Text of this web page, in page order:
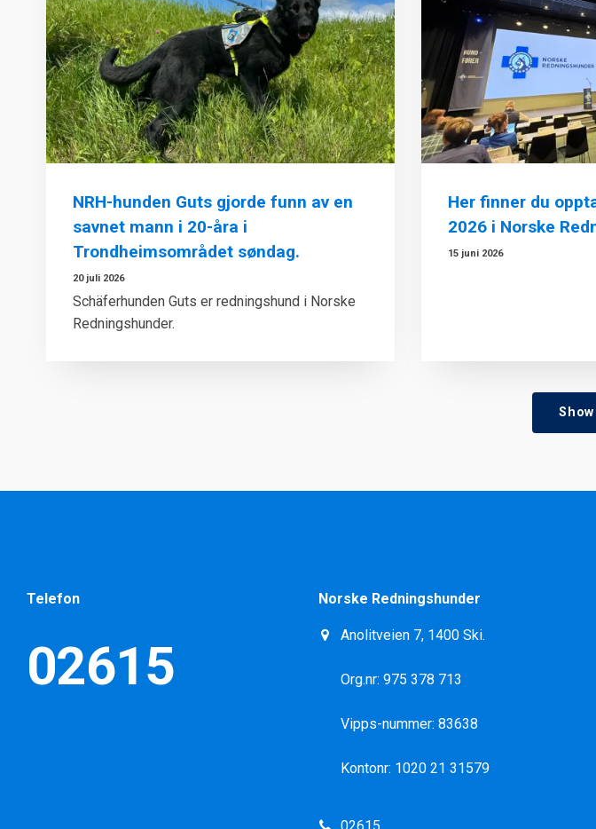
NRH-hunden Guts gjorde funn av en
savnet mann i 20-åra i
Trondheimsområdet søndag.
20 juli 2026
Schäferhunden Guts er redningshund i Norske
Redningshunder.
Her finner du
2026 i Norske
15 juni 2026
Telefon
02615
Norske Redningshunder
Anolitveien 7, 1400 Ski.
Org.nr: 975 378 713
Vipps-nummer: 83638
Kontonr: 1020 21 31579